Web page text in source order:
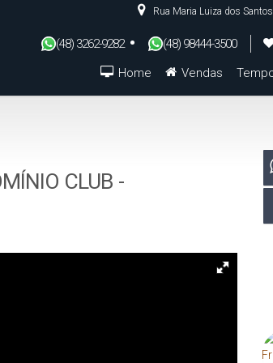
Rua Maria Luiza dos Santos
(48) 3262-9282 (48) 98444-3500
Vendas
Home
CLUB -